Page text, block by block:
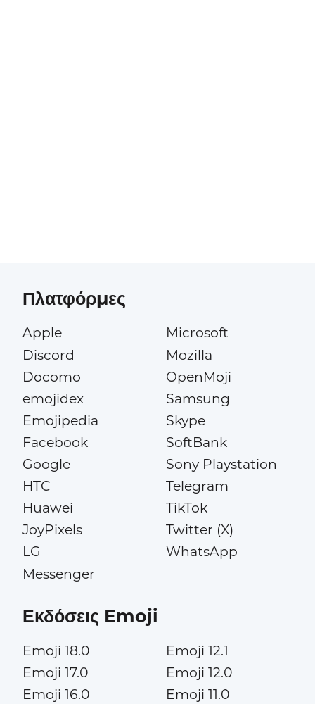
Πλατφόρμες
Apple
Discord
Docomo
emojidex
Emojipedia
Facebook
Google
HTC
Huawei
JoyPixels
LG
Messenger
Microsoft
Mozilla
OpenMoji
Samsung
Skype
SoftBank
Sony Playstation
Telegram
TikTok
Twitter (X)
WhatsApp
Εκδόσεις Emoji
Emoji 18.0
Emoji 17.0
Emoji 16.0
Emoji 12.1
Emoji 12.0
Emoji 11.0